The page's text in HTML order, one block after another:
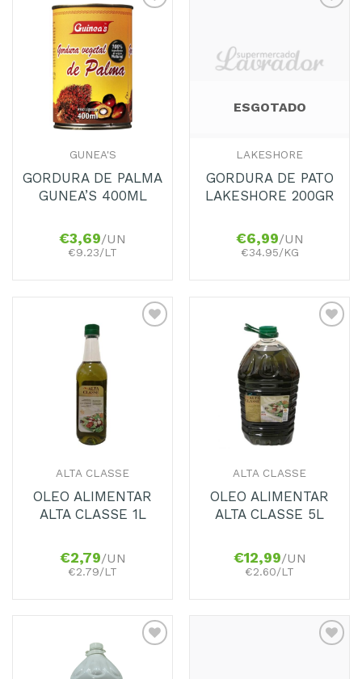
GUNEA'S
GORDURA DE PALMA
GUNEA’S 400ML
€3,69/UN
€9.23/LT
ESGOTADO
LAKESHORE
GORDURA DE PATO
LAKESHORE 200GR
€6,99/UN
€34.95/KG
ALTA CLASSE
OLEO ALIMENTAR
ALTA CLASSE 1L
€2,79/UN
€2.79/LT
ALTA CLASSE
OLEO ALIMENTAR
ALTA CLASSE 5L
€12,99/UN
€2.60/LT